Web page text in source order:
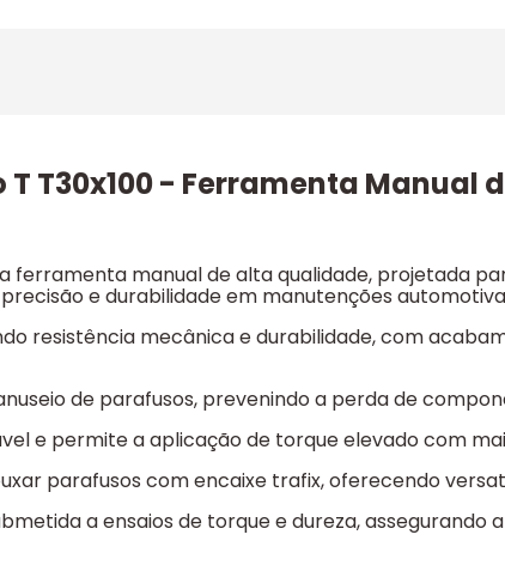
T30x100 - Ferramenta Manual
ferramenta manual de alta qualidade, projetada
e durabilidade em manutenções
resistência mecânica e durabilidade, com
de parafusos, prevenindo a perda de
e permite a aplicação de torque elevado com
parafusos com encaixe trafix, oferecendo
a ensaios de torque e dureza,